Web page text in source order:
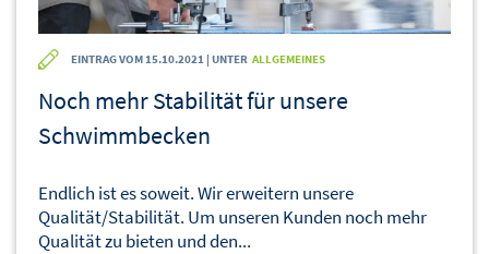
EINTRAG VOM 15.10.2021 | UNTER ALLGEMEINES
Noch mehr Stabilität für unsere
Schwimmbecken
Endlich ist es soweit. Wir erweitern unsere
Qualität/Stabilität. Um unseren Kunden noch mehr
Qualität zu bieten und den...